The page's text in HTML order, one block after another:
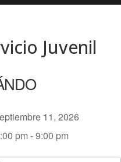
Juvenil
11, 2026
pm - 9:00 pm